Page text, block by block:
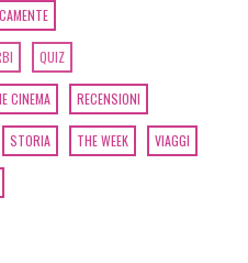
QUIZ
CINEMA RECENSIONI
STORIA THE WEEK VIAGGI